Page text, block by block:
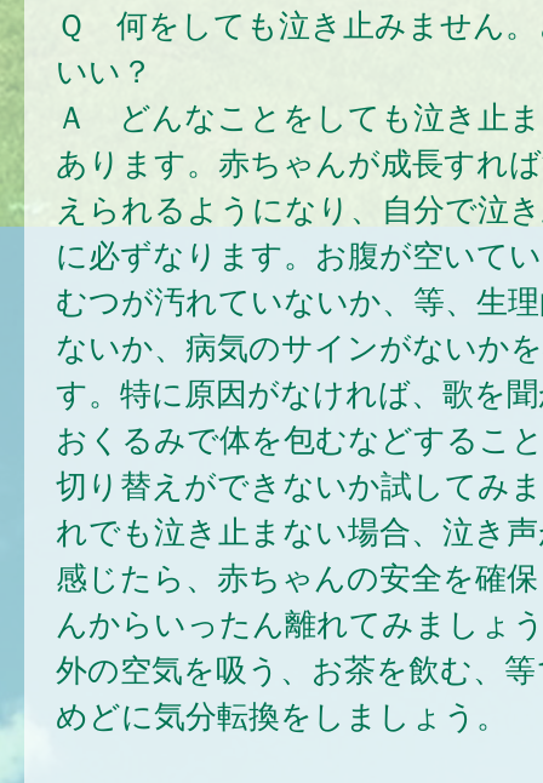
Ｑ 何をしても泣き止みません
いい？
Ａ どんなことをしても泣き止
あります。赤ちゃんが成長すれ
えられるようになり、自分で泣
に必ずなります。お腹が空いて
むつが汚れていないか、等、生
ないか、病気のサインがないか
す。特に原因がなければ、歌を
おくるみで体を包むなどするこ
切り替えができないか試してみ
れでも泣き止まない場合、泣き
感じたら、赤ちゃんの安全を確
んからいったん離れてみましょ
外の空気を吸う、お茶を飲む、
めどに気分転換をしましょう。